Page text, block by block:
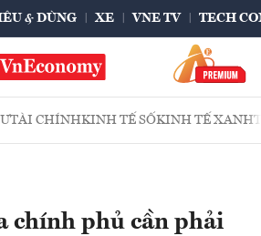
& DÙNG XE VNE TV TECH
TÀI CHÍNHKINH TẾ SỐKINH TẾ XANH
chính phủ cần phải